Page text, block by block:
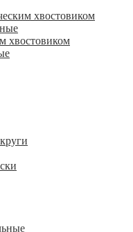
хвостовиком
хвостовиком